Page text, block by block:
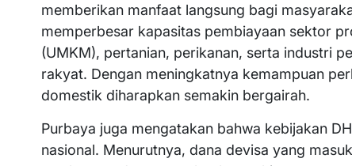
memberikan manfaat langsung bagi
memperbesar kapasitas pembiayaan sektor
(UMKM), pertanian, perikanan, serta industri
rakyat. Dengan meningkatnya kemampuan
domestik diharapkan semakin bergairah.
Purbaya juga mengatakan bahwa kebijakan
nasional. Menurutnya, dana devisa yang